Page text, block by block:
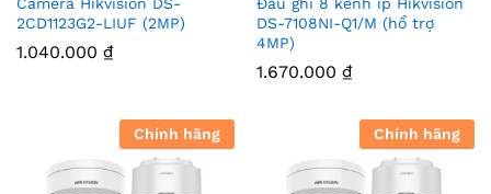
Camera Hikvision DS-
2CD1123G2-LIUF (2MP)
1.040.000 ₫
Đầu ghi 8 kênh ip Hikvision
DS-7108NI-Q1/M (hổ trợ
4MP)
1.670.000 ₫
Chính hãng Chính hãng